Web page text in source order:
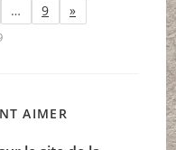
… 9 »
AIMER